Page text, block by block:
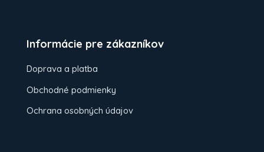
Informácie pre zákazníkov
Doprava a platba
Obchodné podmienky
Ochrana osobných údajov